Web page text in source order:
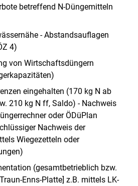
betreffend N-Düngemitteln
- Abstandsauflagen
4)
von Wirtschaftsdüngern
eingehalten (170 kg N ab
210 kg N ff, Saldo) - Nachweis
oder ÖDüPlan
Nachweis der
Wiegezetteln oder
(gesamtbetrieblich bzw.
Enns-Platte] z.B. mittels LK-